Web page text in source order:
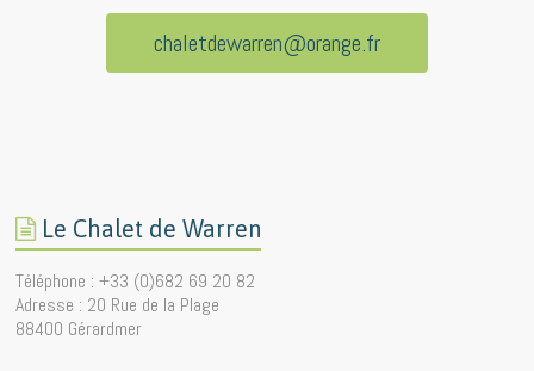
chaletdewarren@orange.fr
Le Chalet de Warren
Téléphone : +33 (0)682 69 20 82
Adresse : 20 Rue de la Plage
88400 Gérardmer